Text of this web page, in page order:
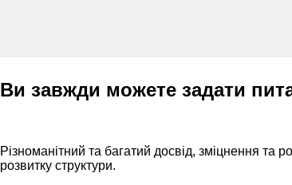
Ви завжди можете задати
Різноманітний та багатий досвід, зміцнення та
розвитку структури.